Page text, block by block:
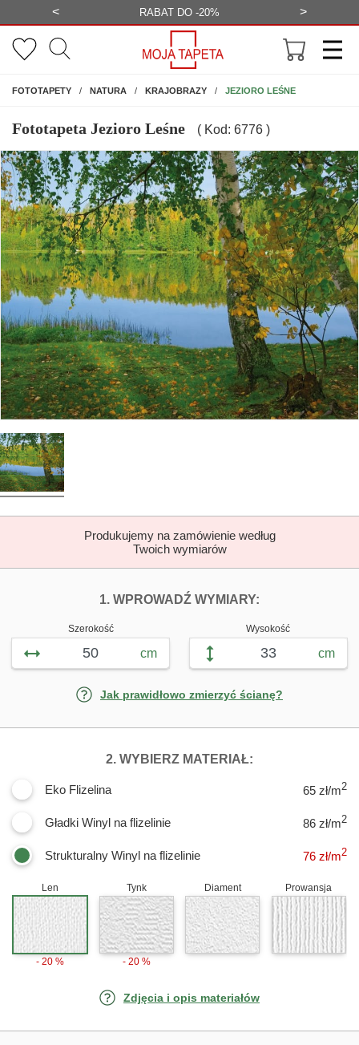
< BEZPŁATNA WIZUALIZACJA >
FOTOTAPETYNA ŚCIANĘ
NATURA KRAJOBRAZY JEZIORO LEŚNE
Fototapeta Jezioro Leśne ( Kod: 6776 )
Produkujemy na zamówienie według
Twoich wymiarów
1. WPROWADŹ WYMIARY:
Szerokość
cm
Wysokość
cm
Jak prawidłowo zmierzyć ścianę?
2. WYBIERZ MATERIAŁ:
Eko Flizelina 65 zł/m2
Gładki Winyl na flizelinie 86 zł/m2
Strukturalny Winyl na flizelinie 76 zł/m2
Len
- 20 %
Tynk
- 20 %
Diament Prowansja
Zdjęcia i opis materiałów